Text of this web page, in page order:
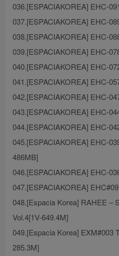
036.[ESPACIAKOREA] EHC-
037.[ESPACIAKOREA] EHC-
038.[ESPACIAKOREA] EHC-
039.[ESPACIAKOREA] EHC-
040.[ESPACIAKOREA] EHC-
041.[ESPACIAKOREA] EHC-
042.[ESPACIAKOREA] EHC-
043.[ESPACIAKOREA] EHC-
044.[ESPACIAKOREA] EHC-
045.[ESPACIAKOREA] EHC-
486MB]
046.[ESPACIAKOREA] EHC-
047.[ESPACIAKOREA]
048.[Espacia Korea] RAHEE –
Vol.4[1V-649.4M]
049.[Espacia Korea] EXM#003
285.3M]